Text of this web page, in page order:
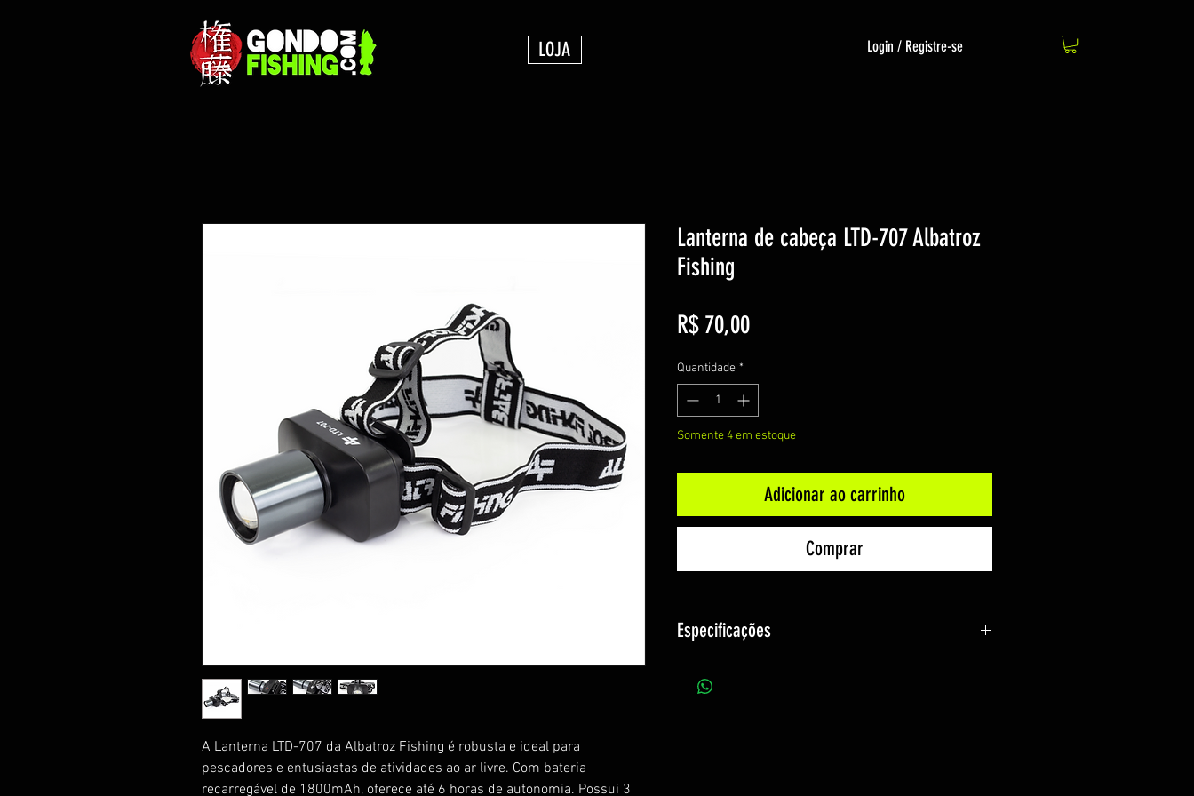
LOJA Login / Registre-se
A Lanterna LTD-707 da Albatroz Fishing é robusta e ideal para
pescadores e entusiastas de atividades ao ar livre. Com bateria
recarregável de 1800mAh, oferece até 6 horas de autonomia. Possui 3
Lanterna de cabeça LTD-707 Albatroz
Fishing
R$ 70,00Preço
Quantidade *
Somente 4 em estoque
Adicionar ao carrinho
Comprar
Especificações
Tamanho: 76x46x82mm